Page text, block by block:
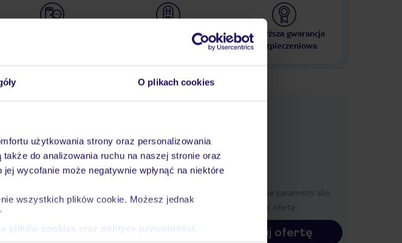
O plikach cookies
użytkowania strony oraz personalizowania
do analizowania ruchu na naszej stronie oraz
wycofanie może negatywnie wpłynąć na niektóre
wszystkich plików cookie. Możesz jednak
plików cookies oraz polityce prywatności
10 000 hoteli w ponad 50
Najwyższa gwarancja
ubezpieczeniowa
lub dostawcy zewnętrznego
parasole za
dostawcy zewnętrznego
Określ poszczególne parametry aby
wyświetlić ofertę
Konfiguruj ofertę